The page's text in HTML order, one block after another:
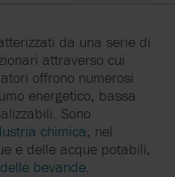
da una serie di
attraverso cui
offrono numerosi
energetico, bassa
Sono
chimica, nel
e delle acque potabili,
bevande